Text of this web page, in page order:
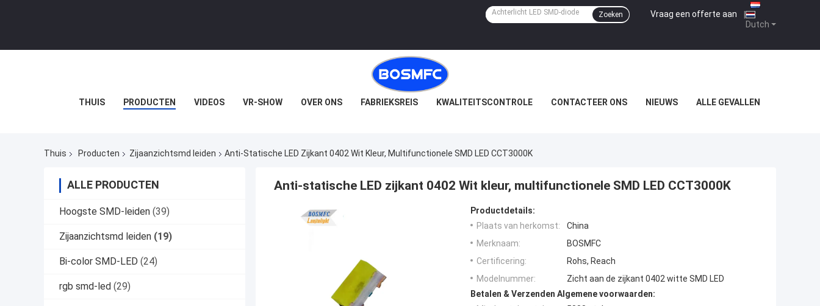
Dutch
Vraag een offerte aan |
Zoeken
THUIS PRODUCTEN VIDEOS VR-SHOW OVER ONS FABRIEKSREIS KWALITEITSCONTROLE CONTACTEER ONS NIEUWS ALLE GEVALLEN
Thuis Producten Zijaanzichtsmd leiden Anti-Statische LED Zijkant 0402 Wit Kleur, Multifunctionele SMD LED CCT3000K
ALLE PRODUCTEN
Hoogste SMD-leiden (39)
Zijaanzichtsmd leiden (19)
Bi-color SMD-LED (24)
rgb smd-led (29)
Anti-statische LED zijkant 0402 Wit kleur, multifunctionele SMD LED CCT3000K
Productdetails:
Plaats van herkomst:
China
Merknaam:
BOSMFC
Certificering:
Rohs, Reach
Modelnummer:
Zicht aan de zijkant 0402 witte SMD LED
Betalen & Verzenden Algemene voorwaarden: